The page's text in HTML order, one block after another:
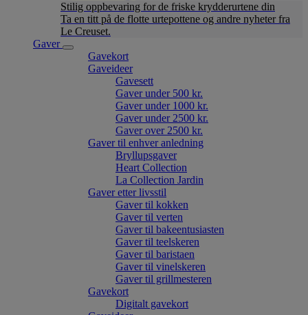
Stilig oppbevaring for de friske krydderurtene din
Ta en titt på de flotte urtepottene og andre nyheter fra
Le Creuset.
Gaver
Gavekort
Gaveideer
Gavesett
Gaver under 500 kr.
Gaver under 1000 kr.
Gaver under 2500 kr.
Gaver over 2500 kr.
Gaver til enhver anledning
Bryllupsgaver
Heart Collection
La Collection Jardin
Gaver etter livsstil
Gaver til kokken
Gaver til verten
Gaver til bakeentusiasten
Gaver til teelskeren
Gaver til baristaen
Gaver til vinelskeren
Gaver til grillmesteren
Gavekort
Digitalt gavekort